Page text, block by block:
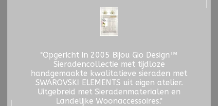
"Opgericht in 2005 Bijou Gio Design™
Sieradencollectie met tijdloze
handgemaakte kwalitatieve sieraden met
SWAROVSKI ELEMENTS uit eigen atelier.
Uitgebreid met Sieradenmaterialen en
Landelijke Woonaccessoires."